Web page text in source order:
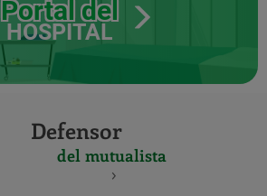
Portal del
HOSPITAL
Defensor
del mutualista